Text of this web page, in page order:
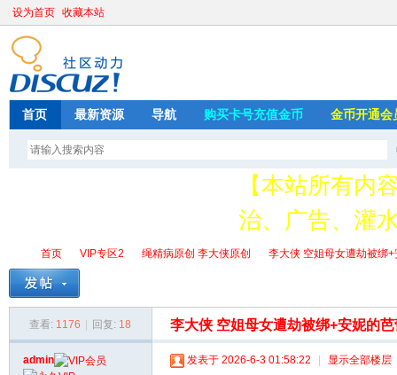
设为首页 收藏本站
首页 最新资源 导航 购买卡号充值金币 金币开通会
【本站所有内
治、广告、灌
请加
首页
›
VIP专区2
›
绳精病原创 李大侠原创
›
李大侠 空姐母女遭劫被绑
查看: 1176 回复: 18 李大侠 空姐母女遭劫被绑+安妮的
admin 发表于 2026-6-3 01:58:22 显示全部楼层